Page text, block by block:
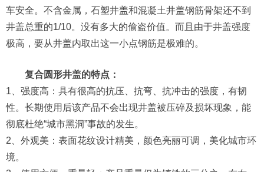
车安全。不含金属，石塑井盖和混凝土井盖钢筋骨架还不到
井盖总重的1/10。没有多大的偷盗价值。而且由于井盖强度
极高，要从井盖内取出这一小点钢筋是极难的。
复合圆形井盖的特点：
1、强度高：具有很高的抗压、抗弯、抗冲击的强度，有韧
性。长期使用后该产品不会出现井盖被压碎及损坏现象，能
彻底杜绝“城市黑洞”事故的发生。
2、外观美：表面花纹设计精美，颜色亮丽可调，美化城市环
境。